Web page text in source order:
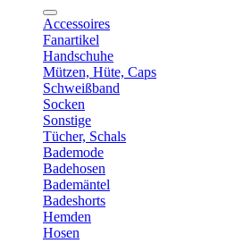
Accessoires
Fanartikel
Handschuhe
Mützen, Hüte, Caps
Schweißband
Socken
Sonstige
Tücher, Schals
Bademode
Badehosen
Bademäntel
Badeshorts
Hemden
Hosen